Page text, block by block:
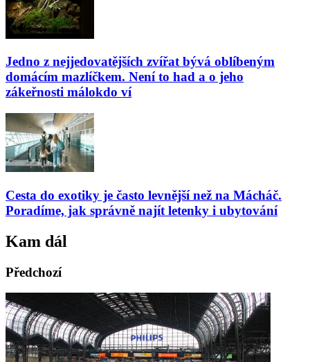
Jedno z nejjedovatějších zvířat bývá oblíbeným
domácím mazlíčkem. Není to had a o jeho
zákeřnosti málokdo ví
Cesta do exotiky je často levnější než na Mácháč.
Poradíme, jak správně najít letenky i ubytování
Kam dál
Předchozí